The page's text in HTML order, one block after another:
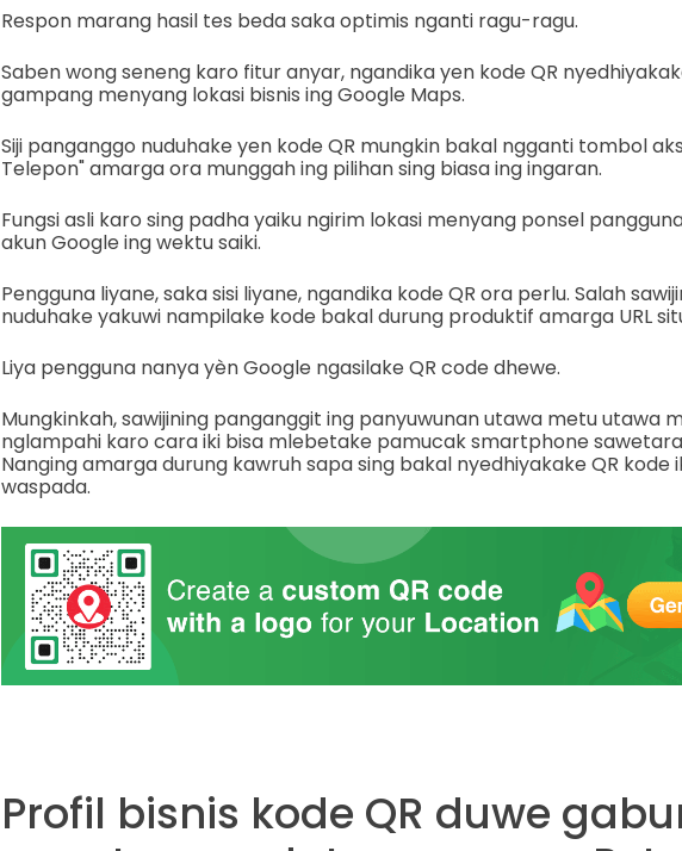
Respon marang hasil tes beda saka optimis nganti ragu-ragu.
Saben wong seneng karo fitur anyar, ngandika yen kode QR
gampang menyang lokasi bisnis ing Google Maps.
Siji panganggo nuduhake yen kode QR mungkin bakal ngganti tombol
Telepon" amarga ora munggah ing pilihan sing biasa ing ingaran.
Fungsi asli karo sing padha yaiku ngirim lokasi menyang ponsel
akun Google ing wektu saiki.
Pengguna liyane, saka sisi liyane, ngandika kode QR ora perlu. Salah
nuduhake yakuwi nampilake kode bakal durung produktif amarga URL
Liya pengguna nanya yèn Google ngasilake QR code dhewe.
Mungkinkah, sawijining panganggit ing panyuwunan utawa metu utawa
nglampahi karo cara iki bisa mlebetake pamucak smartphone sawetara
Nanging amarga durung kawruh sapa sing bakal nyedhiyakake QR kode
waspada.
Profil bisnis kode QR duwe